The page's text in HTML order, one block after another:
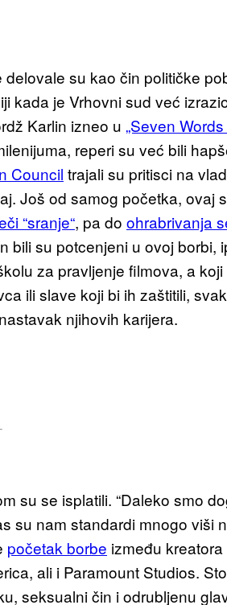
su kao čin političke
kada je Vrhovni sud već
Karlin izneo u „Seven
reperi su već bili
Council trajali su pritisci na
Još od samog početka, ovaj
“sranje“, pa do ohrabrivanja
bili su potcenjeni u ovoj borbi,
za pravljenje filmova, a
ili slave koji bi ih zaštitili,
njihovih karijera.
su se isplatili. “Daleko smo
su nam standardi mnogo viši
početak borbe između
ali i Paramount Studios.
seksualni čin i odrubljenu